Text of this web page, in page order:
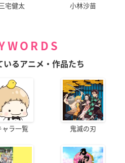
宅健太 小林沙苗
いるアニメ・作品たち
ャラ一覧 鬼滅の刃